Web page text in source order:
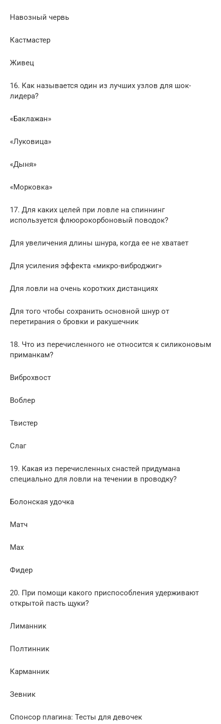
Навозный червь
Кастмастер
Живец
16. Как называется один из лучших узлов для шок-
лидера?
«Баклажан»
«Луковица»
«Дыня»
«Морковка»
17. Для каких целей при ловле на спиннинг
используется флюорокорбоновый поводок?
Для увеличения длины шнура, когда ее не хватает
Для усиления эффекта «микро-виброджиг»
Для ловли на очень коротких дистанциях
Для того чтобы сохранить основной шнур от
перетирания о бровки и ракушечник
18. Что из перечисленного не относится к силиконовым
приманкам?
Виброхвост
Воблер
Твистер
Слаг
19. Какая из перечисленных снастей придумана
специально для ловли на течении в проводку?
Болонская удочка
Матч
Мах
Фидер
20. При помощи какого приспособления удерживают
открытой пасть щуки?
Лиманник
Полтинник
Карманник
Зевник
Спонсор плагина: Тесты для девочек